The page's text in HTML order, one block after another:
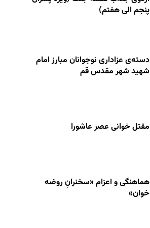
پنجم الی هفتم)
دسته‌ی عزاداری نوجوانان مبارز امام
شهید شهر مقدس قم
مقتل خوانی عصر عاشورا
هماهنگی و اعزام «سخنرانِ روضه
خوان»